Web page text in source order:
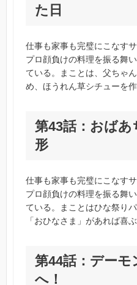
た日
仕事も家事も完璧にこなす
プロ顔負けの料理を振る舞
ている。まことは、父ちゃ
め、ほうれん草シチューを作
第43話：おば
形
仕事も家事も完璧にこなす
プロ顔負けの料理を振る舞
ている。まことはひな祭り
「おひなさま」があれば喜
第44話：デーモ
へ！